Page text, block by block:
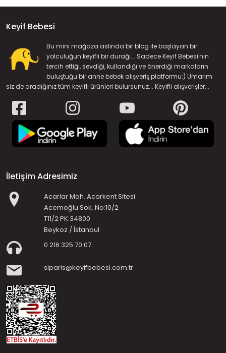
Keyif Bebesi
Bu mini mağaza aslında bir blog ile başlayan bir
yolculuğun keyifli bir durağı... Sadece Keyif Bebesi'nin
tercih ettiği, sevdiği, kullandığı ve önerdiği markaların
buluştuğu bir anne bebek alışveriş platformu:) Umarım
siz de aradığınız tüm keyifli ürünleri bulursunuz... Keyifli alışverişler...
İletişim Adresimiz
Acarlar Mah. Acarkent Sitesi
Acemoğlu Sok. No:10/2
T11/2 PK:34800
Beykoz / İstanbul
0 216 325 70 07
siparis@keyifbebesi.com.tr